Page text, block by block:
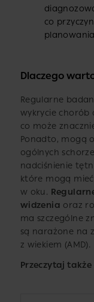
co
Dlaczego
Regularne
wykrycie chorób
co może
Ponadto, mogą
ogólnych
nadciśnienie
które mogą
w oku.
widzenia oraz
ma szczególne
są narażone na
z wiekiem (AMD).
Przeczytaj także